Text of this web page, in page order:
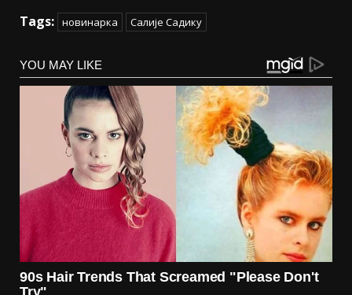
Tags: новинарка Салије Садику